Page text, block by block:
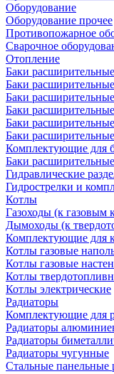
Оборудование
Оборудование прочее
Противопожарное
Сварочное
Отопление
Баки
Баки
Баки
Баки
Баки
Баки
Комплектующие для
Баки
Гидравлические
Гидрострелки и
Котлы
Газоходы (к газовым
Дымоходы (к
Комплектующие для
Котлы газовые
Котлы газовые
Котлы
Котлы электрические
Радиаторы
Комплектующие для
Радиаторы
Радиаторы
Радиаторы чугунные
Стальные панельные